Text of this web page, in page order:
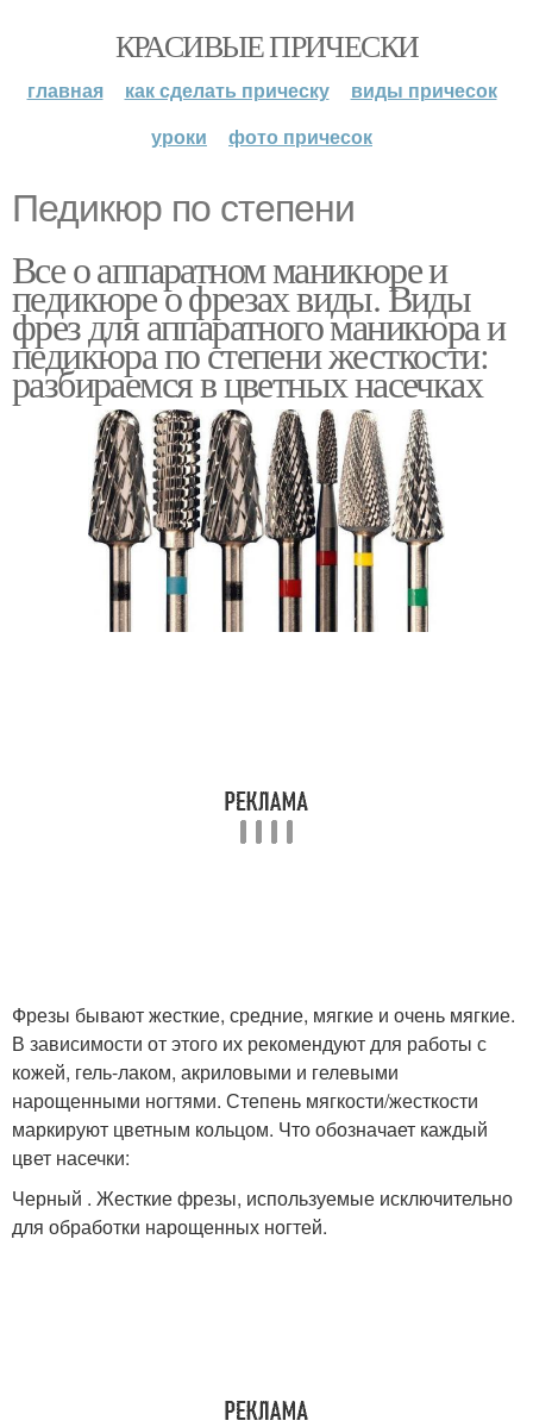
КРАСИВЫЕ ПРИЧЕСКИ
главная как сделать прическу
виды причесок
уроки
фото причесок
Педикюр по степени
Все о аппаратном маникюре и
педикюре о фрезах виды. Виды
фрез для аппаратного маникюра и
педикюра по степени жесткости:
разбираемся в цветных насечках
Фрезы бывают жесткие, средние, мягкие и очень мягкие.
В зависимости от этого их рекомендуют для работы с
кожей, гель-лаком, акриловыми и гелевыми
нарощенными ногтями. Степень мягкости/жесткости
маркируют цветным кольцом. Что обозначает каждый
цвет насечки:
Черный . Жесткие фрезы, используемые исключительно
для обработки нарощенных ногтей.